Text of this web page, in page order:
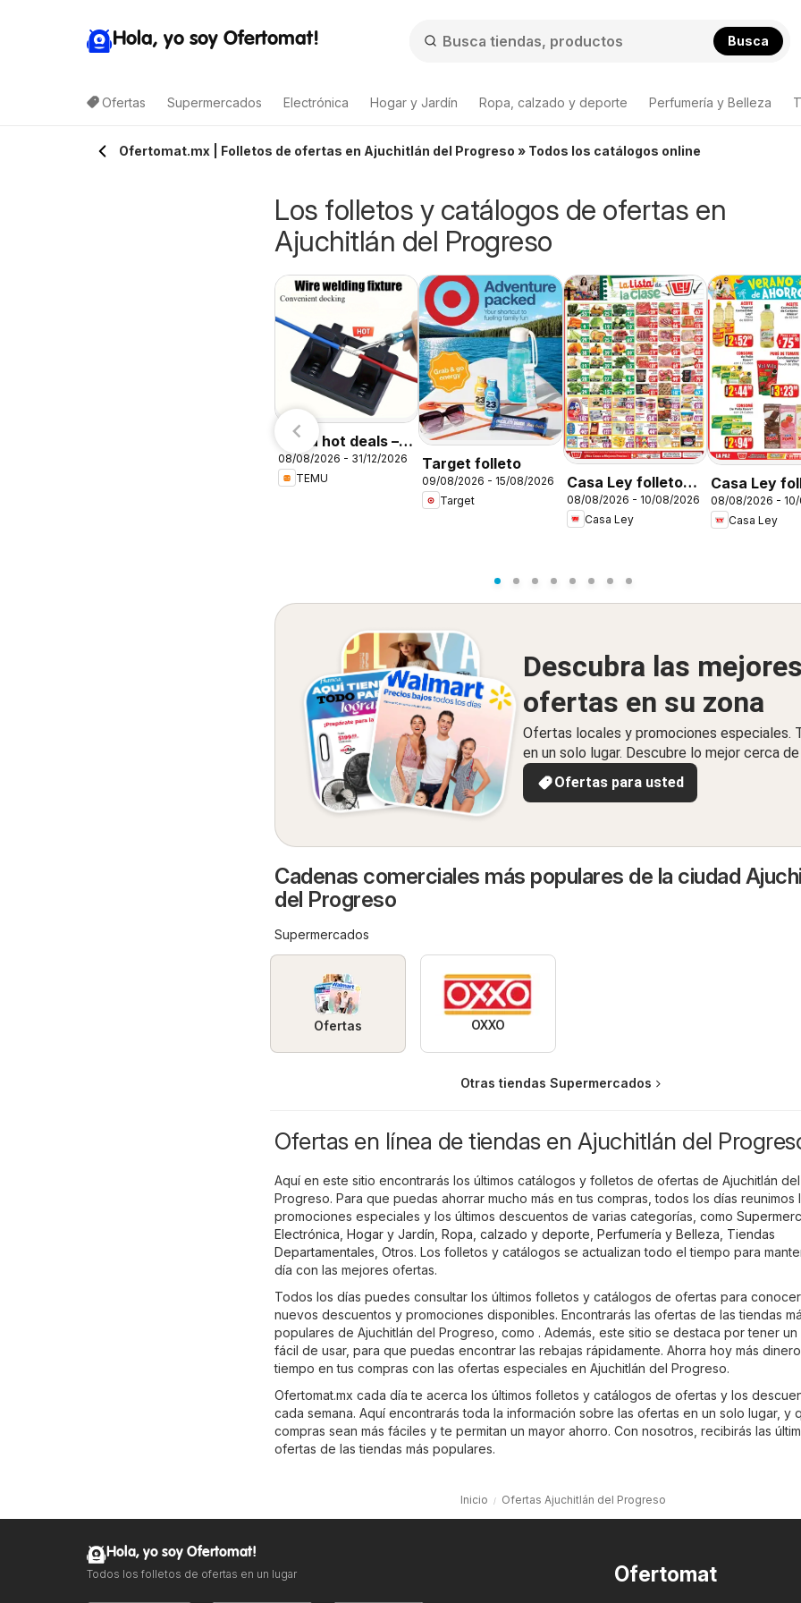
Hola, yo soy Ofertomat! Busca
Ofertas Supermercados Electrónica Hogar y Jardín Ropa, calzado y deporte Perfumería y Belleza
Ofertomat.mx | Folletos de ofertas en Ajuchitlán del Progreso » Todos los catálogos online
Los folletos y catálogos de ofertas en
Ajuchitlán del Progreso
Temu hot deals –
Mexico
08/08/2026 - 31/12/2026
TEMU
Target folleto
09/08/2026 - 15/08/2026
Target
Casa Ley folleto
Autoservicio
08/08/2026 - 10/08/2026
Casa Ley
Casa Ley
Verano de
08/08/2026 -
Casa Ley
Descubra las mejores
ofertas en su zona
Ofertas locales y promociones especiales.
en un solo lugar. Descubre lo mejor cerca
Ofertas para usted
Cadenas comerciales más populares de la ciudad
del Progreso
Supermercados
Ofertas OXXO
Otras tiendas Supermercados
Ofertas en línea de tiendas en Ajuchitlán del
Aquí en este sitio encontrarás los últimos catálogos y folletos de ofertas de Ajuchitlán del
Progreso. Para que puedas ahorrar mucho más en tus compras, todos los días reunimos
promociones especiales y los últimos descuentos de varias categorías, como
Electrónica Hogar y Jardín Ropa, calzado y deporte Perfumería y Belleza Tiendas
Departamentales Otros. Los folletos y catálogos se actualizan todo el tiempo para
día con las mejores ofertas.
Todos los días puedes consultar los últimos folletos y catálogos de ofertas para
nuevos descuentos y promociones disponibles. Encontrarás las ofertas de las tiendas
populares de Ajuchitlán del Progreso, como . Además, este sitio se destaca por tener un
fácil de usar, para que puedas encontrar las rebajas rápidamente. Ahorra hoy más
tiempo en tus compras con las ofertas especiales en Ajuchitlán del Progreso.
Ofertomat.mx cada día te acerca los últimos folletos y catálogos de ofertas y los
cada semana. Aquí encontrarás toda la información sobre las ofertas en un solo lugar, y
compras sean más fáciles y te permitan un mayor ahorro. Con nosotros, recibirás las
ofertas de las tiendas más populares.
Inicio Ofertas Ajuchitlán del Progreso
Ofertomat
Hola, yo soy Ofertomat!
Todos los folletos de ofertas en un lugar